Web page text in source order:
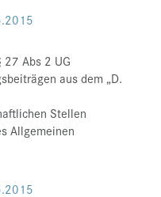
Abs 2 UG
aus dem „D.
Stellen
Allgemeinen